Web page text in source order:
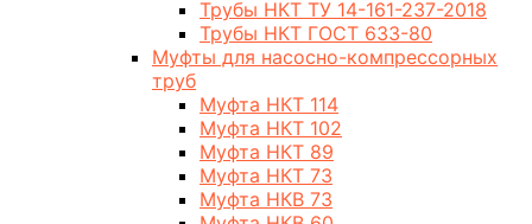
Трубы НКТ ТУ 14-161-237-2018
Трубы НКТ ГОСТ 633-80
Муфты для насосно-компрессорных
труб
Муфта НКТ 114
Муфта НКТ 102
Муфта НКТ 89
Муфта НКТ 73
Муфта НКВ 73